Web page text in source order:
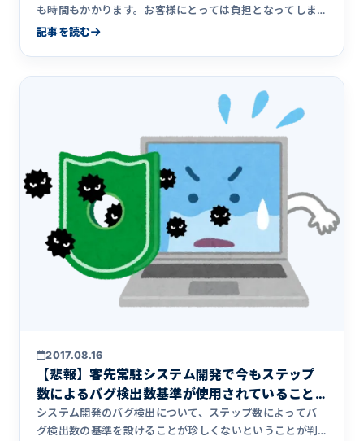
も時間もかかります。お客様にとっては負担となってしま
うわけですが、それなのに途中で開発会社を変更する理由
記事を読む
2017.08.16
【悲報】客先常駐システム開発で今もステップ
数によるバグ検出数基準が使用されていること
が判明
システム開発のバグ検出について、ステップ数によってバ
グ検出数の基準を設けることが珍しくないということが判